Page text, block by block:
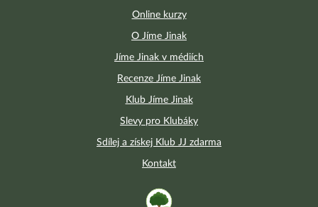
Online kurzy
O Jíme Jinak
Jíme Jinak v médiích
Recenze Jíme Jinak
Klub Jíme Jinak
Slevy pro Klubáky
Sdílej a získej Klub JJ zdarma
Kontakt